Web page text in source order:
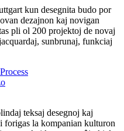
kun desegnita budo por
dezajnon kaj novigan
pli ol 200 projektoj de novaj
sunbrunaj, funkciaj
teksaj desegnoj kaj
forigas la kompanian kulturon